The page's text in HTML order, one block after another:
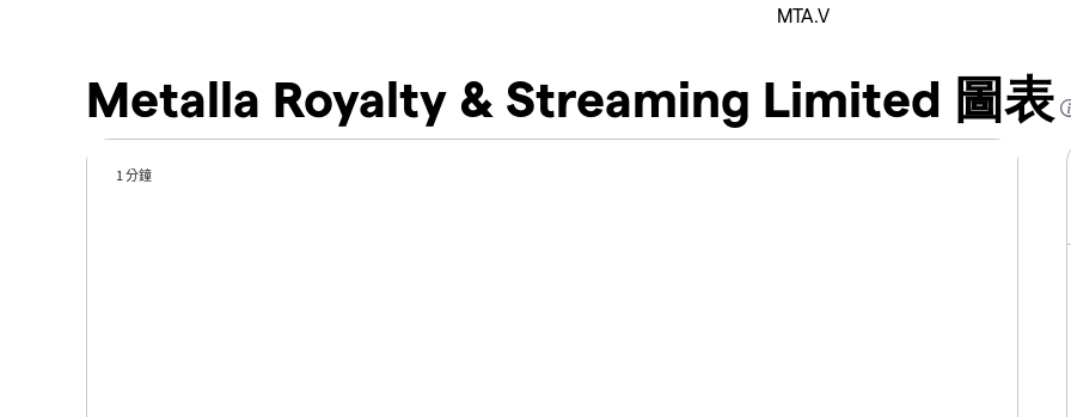
MTA.V
Metalla Royalty & Streaming Limited 圖表
1 分鐘